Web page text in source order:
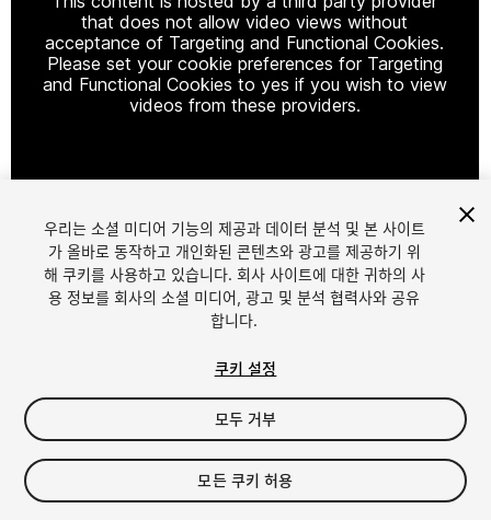
that does not allow video views without
acceptance of Targeting and Functional Cookies.
Please set your cookie preferences for Targeting
and Functional Cookies to yes if you wish to view
videos from these providers.
1/3
$15
세금/부가세는 결제 시 반영됩니다.
우리는 소셜 미디어 기능의 제공과 데이터 분석 및 본 사이트
가 올바로 동작하고 개인화된 콘텐츠와 광고를 제공하기 위
해 쿠키를 사용하고 있습니다. 회사 사이트에 대한 귀하의 사
용 정보를 회사의 소셜 미디어, 광고 및 분석 협력사와 공유
합니다.
쿠키 설정
모두 거부
모든 쿠키 허용